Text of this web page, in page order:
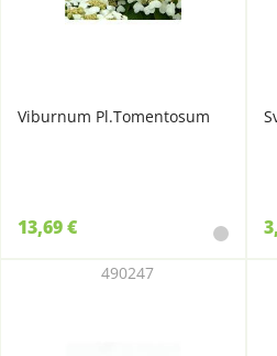
Viburnum Pl.Tomentosum
13,69 €
490247